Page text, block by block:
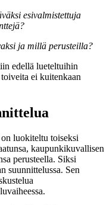
esivalmistettuja
ja millä perusteilla?
edellä lueteltuihin
ei kuitenkaan
luokiteltu toiseksi
kaupunkikuvallisen
perusteella. Siksi
suunnittelussa. Sen